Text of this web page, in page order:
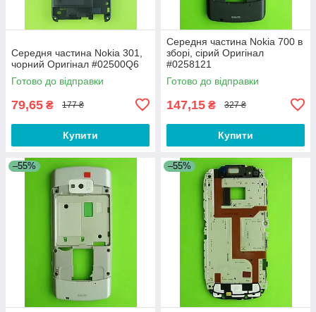
Середня частина Nokia 301,
чорний Оригінал #02500Q6
Готово до відправки
79,65 ₴ 177 ₴
Купити
Середня частина Nokia 700 в
зборі, сірий Оригінал
#0258121
Готово до відправки
147,15 ₴ 327 ₴
Купити
–55% –55%